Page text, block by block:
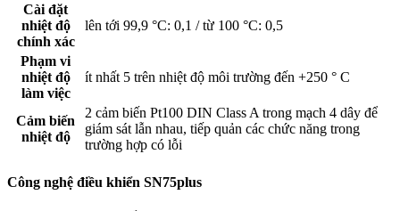
Cài đặt
nhiệt độ
chính xác
lên tới 99,9 °C: 0,1 / từ 100 °C: 0,5
Phạm vi
nhiệt độ
làm việc
ít nhất 5 trên nhiệt độ môi trường đến +250 ° C
Cảm biến
nhiệt độ
2 cảm biến Pt100 DIN Class A trong mạch 4 dây để
giám sát lẫn nhau, tiếp quản các chức năng trong
trường hợp có lỗi
Công nghệ điều khiển SN75plus